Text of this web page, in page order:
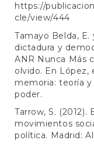
https://
cle/view/444
Tamayo Belda, E.
dictadura y
ANR Nunca Más
olvido. En López,
memoria: teoría y
poder.
Tarrow, S.
movimientos
política. Madrid: